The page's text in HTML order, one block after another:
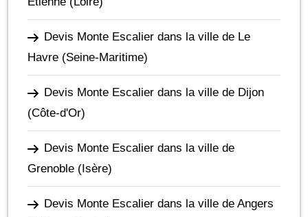
Devis Monte Escalier dans la ville de Le
Havre (Seine-Maritime)
Devis Monte Escalier dans la ville de Dijon
(Côte-d'Or)
Devis Monte Escalier dans la ville de
Grenoble (Isère)
Devis Monte Escalier dans la ville de Angers